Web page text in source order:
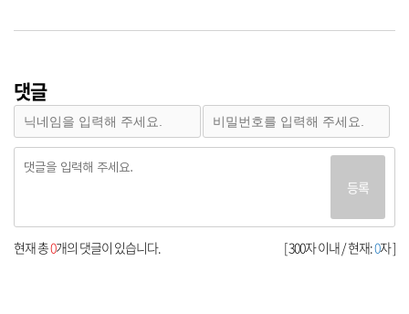
댓글
등록
[ 300자 이내 / 현재:0자 ]
현재 총0개의 댓글이 있습니다.